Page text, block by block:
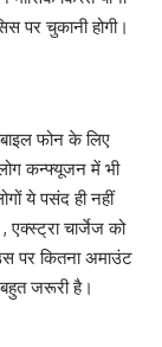
पर चुकानी होगी।
फोन के लिए
कन्फ्यूजन में भी
ये पसंद ही नहीं
चार्जेज को
पर कितना अमाउंट
जरूरी है।